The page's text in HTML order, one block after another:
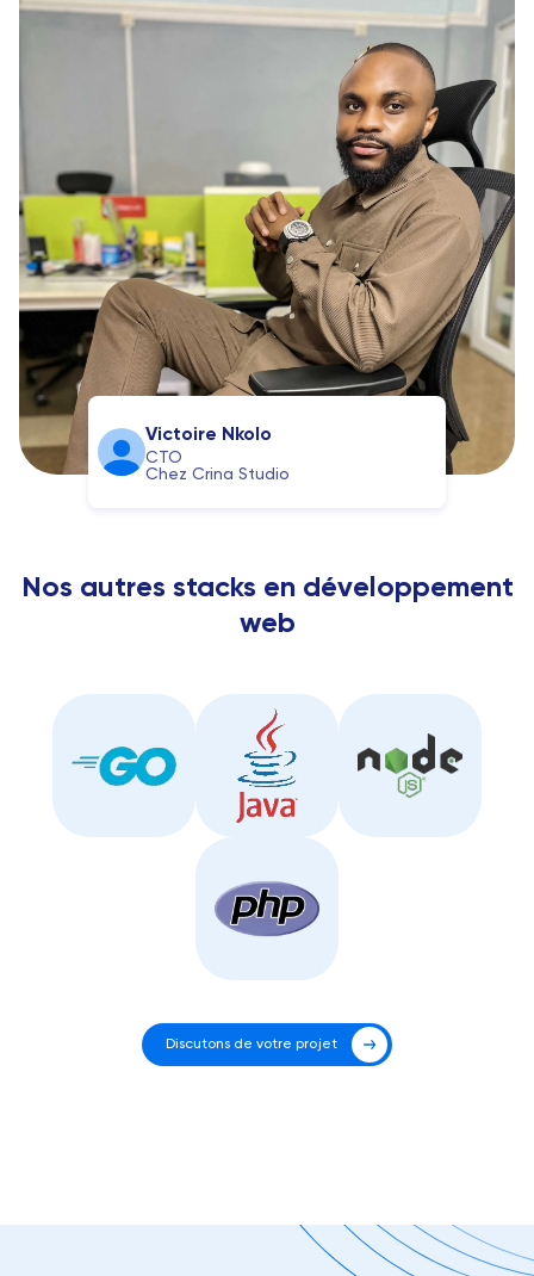
Victoire Nkolo
CTO
Chez Crina Studio
Nos autres stacks en développement
web
Discutons de votre projet